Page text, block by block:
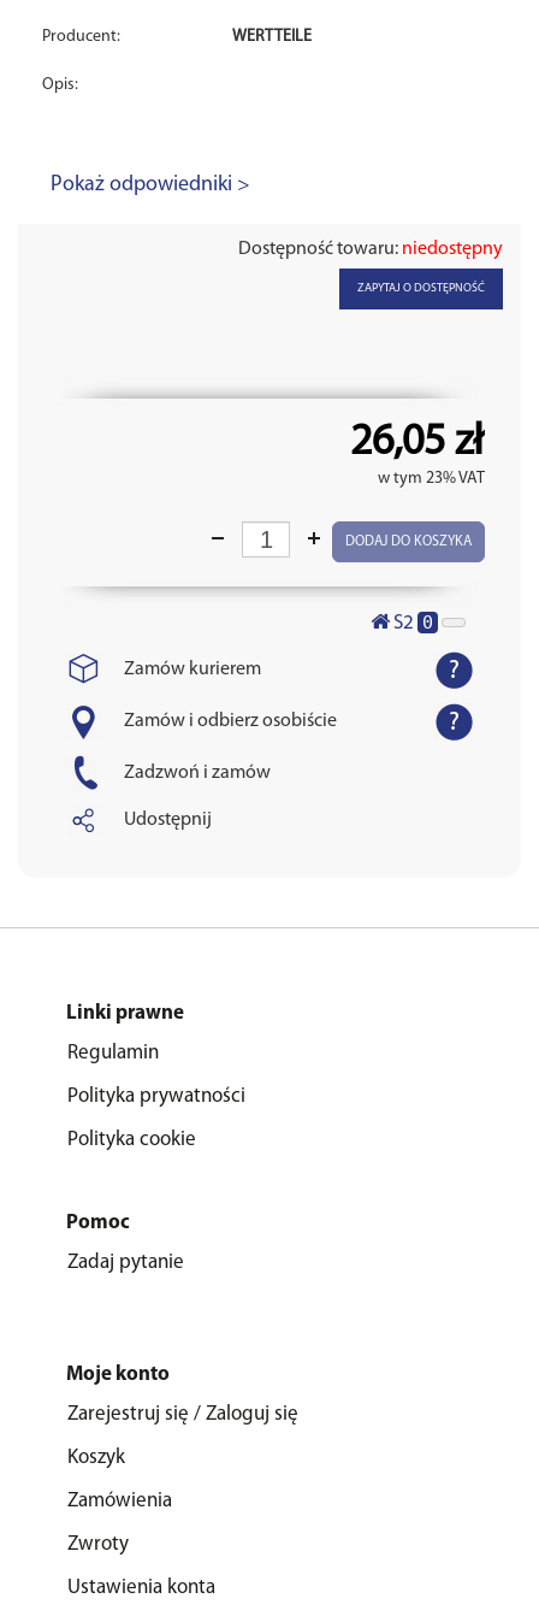
Producent: WERTTEILE
Opis:
Pokaż odpowiedniki >
Dostępność towaru: niedostępny
ZAPYTAJ O DOSTĘPNOŚĆ
26,05 zł
w tym 23% VAT
DODAJ DO KOSZYKA
S2 0
Zamów kurierem
Zamów i odbierz osobiście
Zadzwoń i zamów
Udostępnij
Linki prawne
Regulamin
Polityka prywatności
Polityka cookie
Pomoc
Zadaj pytanie
Moje konto
Zarejestruj się / Zaloguj się
Koszyk
Zamówienia
Zwroty
Ustawienia konta